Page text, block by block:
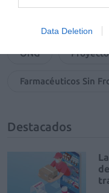
Data Deletion
ONG
Farmacéuticos Sin
Destacados